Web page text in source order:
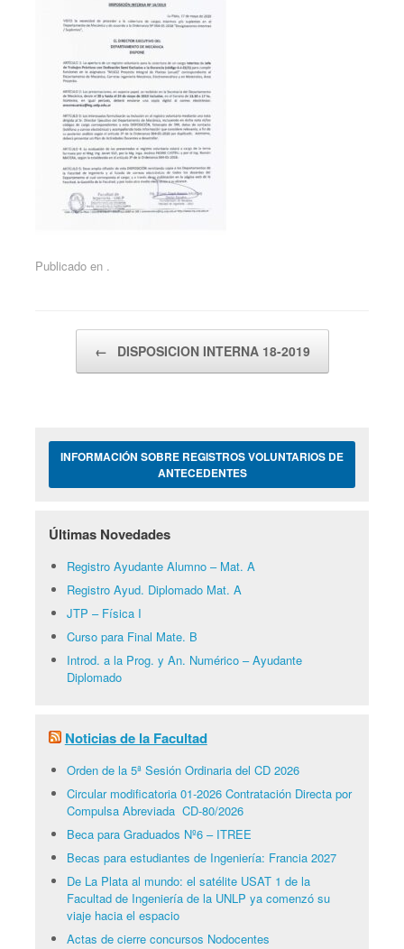
Publicado en .
← DISPOSICION INTERNA 18-2019
INFORMACIÓN SOBRE REGISTROS VOLUNTARIOS DE
ANTECEDENTES
Últimas Novedades
Registro Ayudante Alumno – Mat. A
Registro Ayud. Diplomado Mat. A
JTP – Física I
Curso para Final Mate. B
Introd. a la Prog. y An. Numérico – Ayudante
Diplomado
Noticias de la Facultad
Orden de la 5ª Sesión Ordinaria del CD 2026
Circular modificatoria 01-2026 Contratación Directa por
Compulsa Abreviada CD-80/2026
Beca para Graduados Nº6 – ITREE
Becas para estudiantes de Ingeniería: Francia 2027
De La Plata al mundo: el satélite USAT 1 de la
Facultad de Ingeniería de la UNLP ya comenzó su
viaje hacia el espacio
Actas de cierre concursos Nodocentes